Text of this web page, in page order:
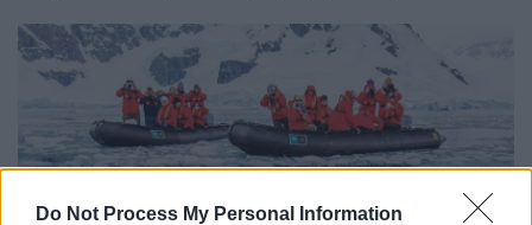
Do Not Process My Personal Information